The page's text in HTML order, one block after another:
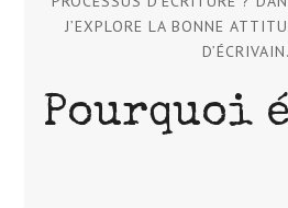
J’EX­PLORE LA BONNE
D’ÉCRIVAIN.
Pourquoi